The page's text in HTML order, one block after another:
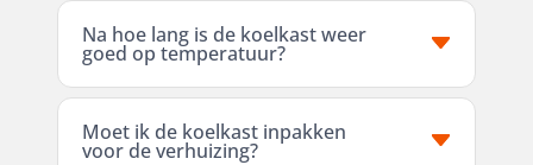
Na hoe lang is de koelkast weer
goed op temperatuur?
Moet ik de koelkast inpakken
voor de verhuizing?